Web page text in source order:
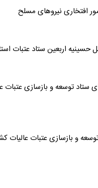
افتخاری نیروهای مسلح
حسینیه اربعین ستاد عتبات
توسعه و بازسازی عتبات
و بازسازی عتبات عالیات